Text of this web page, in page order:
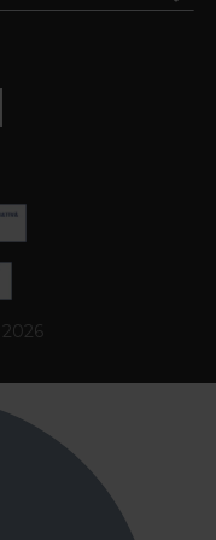
Artego, Alfaparf
acum produsele
si transforma-ti
experienta de
de produse
formulate cu
care actioneaza
vizibile pe termen
uz personal, cat si
pe